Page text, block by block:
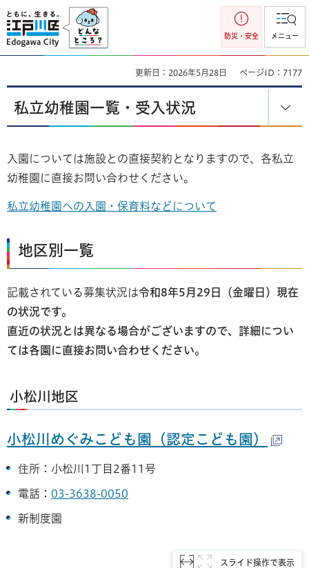
江戸川区
防災・安全 メニュー
更新日：2026年5月28日 ページID：7177
私立幼稚園一覧・受入状況
入園については施設との直接契約となりますので、各私立
幼稚園に直接お問い合わせください。
私立幼稚園への入園・保育料などについて
地区別一覧
記載されている募集状況は令和8年5月29 日（金曜日） 現在
の状況です。
直近の状況とは異なる場合がございますので、詳細につい
ては各園に直接お問い合わせください。
小松川地区
小松川めぐみこども園（認定こども園）
住所：小松川1丁目2番11号
電話： 03-3638-0050
新制度園
スライド操作で表示